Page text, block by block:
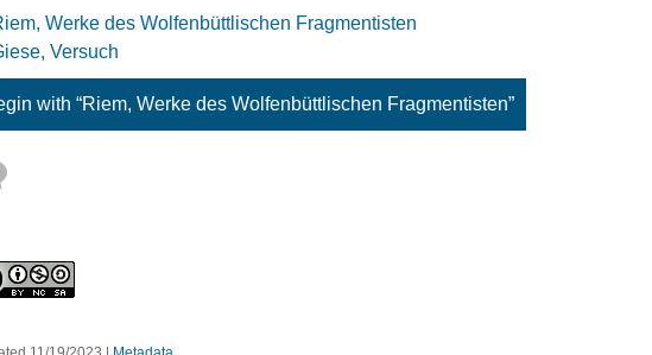
Werke des Wolfenbüttlischen Fragmentisten
Versuch
with “Riem, Werke des Wolfenbüttlischen Fragmentisten”